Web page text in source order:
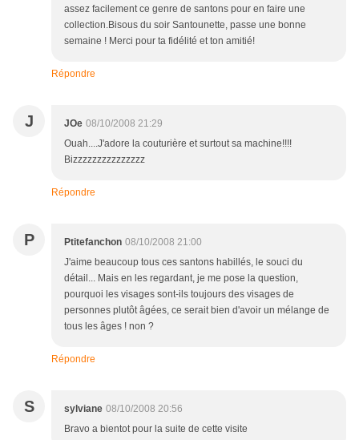
assez facilement ce genre de santons pour en faire une
collection.Bisous du soir Santounette, passe une bonne
semaine ! Merci pour ta fidélité et ton amitié!
Répondre
J JOe 08/10/2008 21:29
Ouah....J'adore la couturière et surtout sa machine!!!!
Bizzzzzzzzzzzzzzz
Répondre
P Ptitefanchon 08/10/2008 21:00
J'aime beaucoup tous ces santons habillés, le souci du
détail... Mais en les regardant, je me pose la question,
pourquoi les visages sont-ils toujours des visages de
personnes plutôt âgées, ce serait bien d'avoir un mélange de
tous les âges ! non ?
Répondre
S sylviane 08/10/2008 20:56
Bravo a bientot pour la suite de cette visite